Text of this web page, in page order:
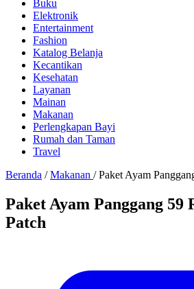
Buku
Elektronik
Entertainment
Fashion
Katalog Belanja
Kecantikan
Kesehatan
Layanan
Mainan
Makanan
Perlengkapan Bayi
Rumah dan Taman
Travel
Beranda / Makanan / Paket Ayam
Paket Ayam Panggang 59
Patch